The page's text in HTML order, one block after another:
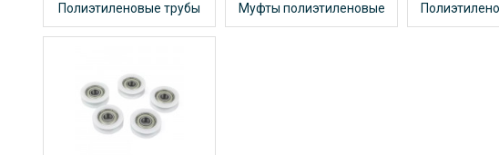
Полиэтиленовые трубы Муфты полиэтиленовые